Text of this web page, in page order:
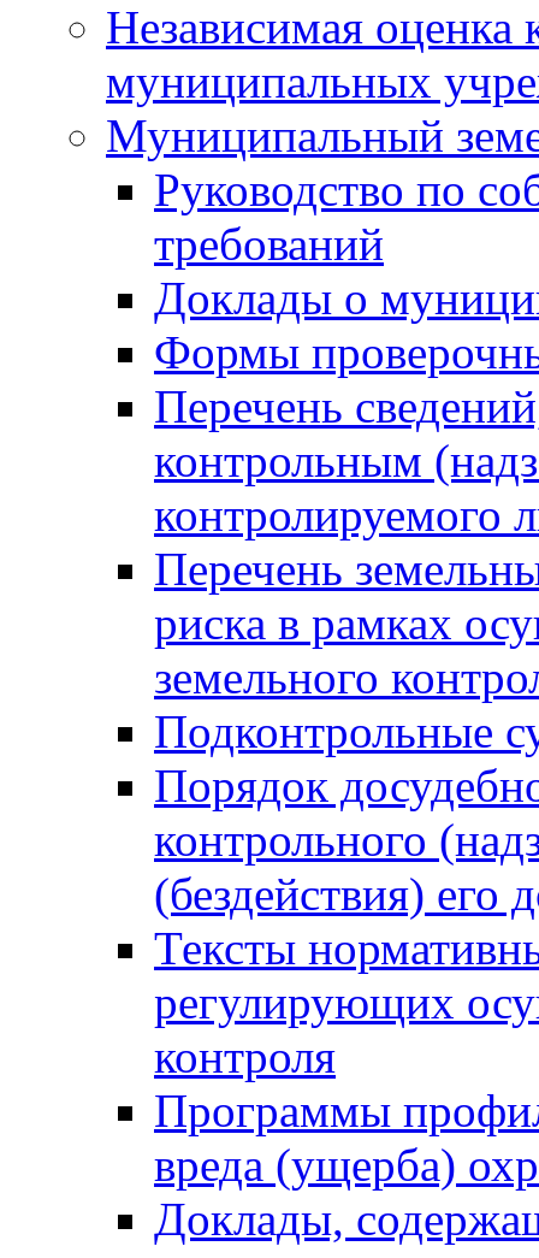
Независимая оценка
муниципальных
Муниципальный
Руководство по
требований
Доклады о
Формы
Перечень
контрольным
контролируемого
Перечень
риска в рамках
земельного
Подконтрольные
Порядок
контрольного
(бездействия)
Тексты
регулирующих
контроля
Программы
вреда (ущерба)
Доклады,